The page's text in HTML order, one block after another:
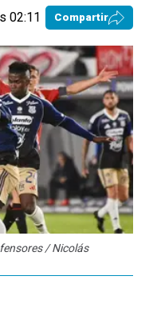
02:11 Compartir
/ Nicolás